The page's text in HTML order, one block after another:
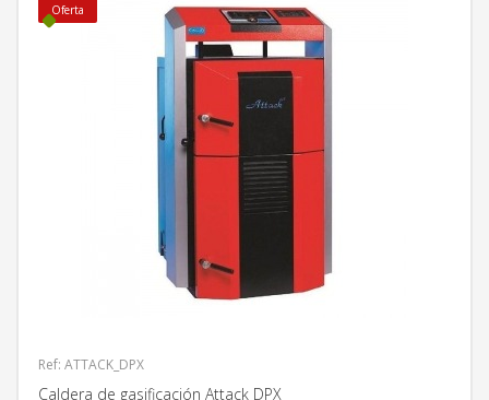
Oferta
Ref: ATTACK_DPX
Caldera de gasificación Attack DPX